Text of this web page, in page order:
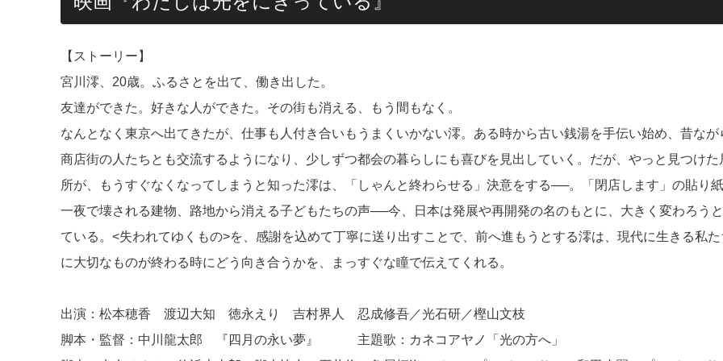
【ストーリー】
宮川澪、20歳。ふるさとを出て、働き出した。
友達ができた。好きな人ができた。その街も消える、もう間もなく。
なんとなく東京へ出てきたが、仕事も人付き合いもうまくいかない澪。ある時から古い銭湯を手伝い始め、昔なが
商店街の人たちとも交流するようになり、少しずつ都会の暮らしにも喜びを見出していく。だが、やっと見つけた
所が、もうすぐなくなってしまうと知った澪は、「しゃんと終わらせる」決意をする──。「閉店します」の貼り紙
一夜で壊される建物、路地から消える子どもたちの声──今、日本は発展や再開発の名のもとに、大きく変わろう
ている。<失われてゆくもの>を、感謝を込めて丁寧に送り出すことで、前へ進もうとする澪は、現代に生きる私た
に大切なものが終わる時にどう向き合うかを、まっすぐな瞳で伝えてくれる。
出演：松本穂香 渡辺大知 徳永えり 吉村界人 忍成修吾／光石研／樫山文枝
脚本・監督：中川龍太郎 『四月の永い夢』 主題歌：カネコアヤノ「光の方へ」